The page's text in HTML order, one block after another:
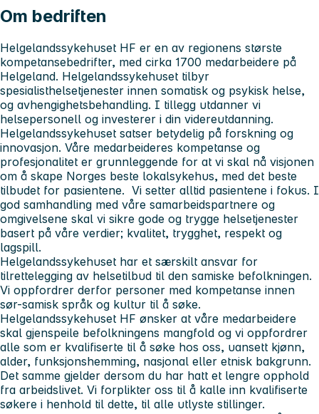
Om bedriften
Helgelandssykehuset HF er en av regionens største
kompetansebedrifter, med cirka 1700 medarbeidere på
Helgeland. Helgelandssykehuset tilbyr
spesialisthelsetjenester innen somatisk og psykisk helse,
og avhengighetsbehandling. I tillegg utdanner vi
helsepersonell og investerer i din videreutdanning.
Helgelandssykehuset satser betydelig på forskning og
innovasjon. Våre medarbeideres kompetanse og
profesjonalitet er grunnleggende for at vi skal nå visjonen
om å skape Norges beste lokalsykehus, med det beste
tilbudet for pasientene. Vi setter alltid pasientene i fokus. I
god samhandling med våre samarbeidspartnere og
omgivelsene skal vi sikre gode og trygge helsetjenester
basert på våre verdier; kvalitet, trygghet, respekt og
lagspill.
Helgelandssykehuset har et særskilt ansvar for
tilrettelegging av helsetilbud til den samiske befolkningen.
Vi oppfordrer derfor personer med kompetanse innen
sør-samisk språk og kultur til å søke.
Helgelandssykehuset HF ønsker at våre medarbeidere
skal gjenspeile befolkningens mangfold og vi oppfordrer
alle som er kvalifiserte til å søke hos oss, uansett kjønn,
alder, funksjonshemming, nasjonal eller etnisk bakgrunn.
Det samme gjelder dersom du har hatt et lengre opphold
fra arbeidslivet. Vi forplikter oss til å kalle inn kvalifiserte
søkere i henhold til dette, til alle utlyste stillinger.